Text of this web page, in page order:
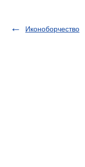
Иконоборчество